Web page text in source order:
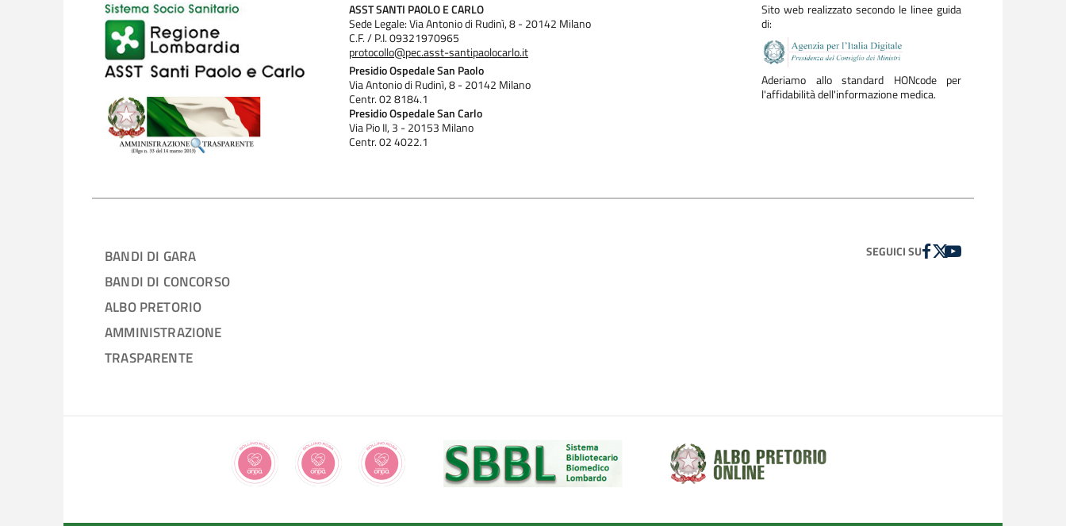
ASST SANTI PAOLO E CARLO
Sede Legale: Via Antonio di Rudinì, 8 - 20142 Milano
C.F. / P.I. 09321970965
protocollo@pec.asst-santipaolocarlo.it
Presidio Ospedale San Paolo
Via Antonio di Rudinì, 8 - 20142 Milano
Centr. 02 8184.1
Presidio Ospedale San Carlo
Via Pio II, 3 - 20153 Milano
Centr. 02 4022.1
Sito web realizzato secondo le linee guida
di:
Aderiamo allo standard HONcode per
l'affidabilità dell'informazione medica.
BANDI DI GARA
BANDI DI CONCORSO
ALBO PRETORIO
AMMINISTRAZIONE
TRASPARENTE
SEGUICI SUFACEBOOK
TWITTER
YOUTUBE